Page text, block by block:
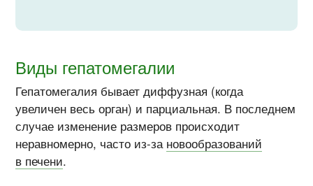
Виды гепатомегалии
Гепатомегалия бывает диффузная (когда
увеличен весь орган) и парциальная. В последнем
случае изменение размеров происходит
неравномерно, часто из-за новообразований
в печени.